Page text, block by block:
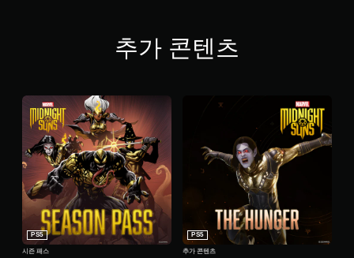
추가 콘텐츠
PS5
시즌 패스
PS5
추가 콘텐츠